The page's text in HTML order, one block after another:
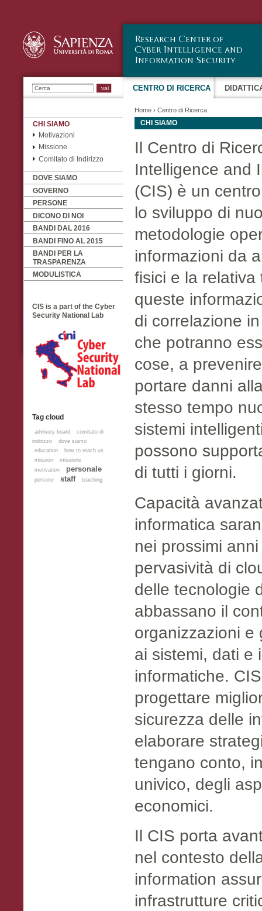
Ricerca CENTRO DI RICERCA
Home › Centro di Ricerca
CHI SIAMO
Motivazioni
Missione
Comitato di Indirizzo
DOVE SIAMO
GOVERNO
PERSONE
DICONO DI NOI
BANDI DAL 2016
BANDI FINO AL 2015
BANDI PER LA
TRASPARENZA
MODULISTICA
CIS is a part of the Cyber
Security National Lab
Tag cloud
advisory board
comitato di
indirizzo
dove siamo
education
how to reach us
mission
missione
motivation
personale
persone staff teaching
CHI SIAMO
Il Centro di
Intelligence and
(CIS) è un
lo sviluppo di
metodologie
informazioni da
fisici e la relativa
queste
di correlazione
che potranno
cose, a
portare danni
stesso tempo
sistemi
possono
di tutti i giorni.
Capacità
informatica
nei prossimi
pervasività di
delle tecnologie
abbassano il
organizzazioni e
ai sistemi, dati e
informatiche.
progettare
sicurezza delle
elaborare
tengano conto,
univico, degli
economici.
Il CIS porta
nel contesto
information
infrastrutture